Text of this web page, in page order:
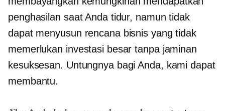
penghasilan saat Anda tidur, namun tidak
dapat menyusun rencana bisnis yang tidak
memerlukan investasi besar tanpa jaminan
kesuksesan. Untungnya bagi Anda, kami dapat
membantu.